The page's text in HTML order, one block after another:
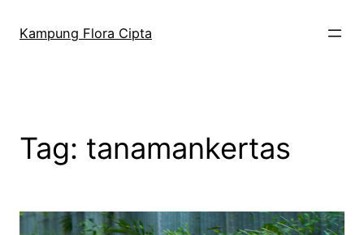
Kampung Flora Cipta
Tag: tanamankertas